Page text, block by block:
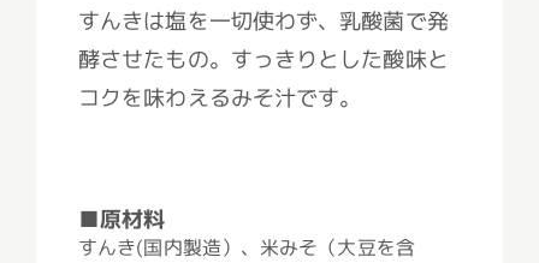
すんきは塩を一切使わず、乳酸菌で発
酵させたもの。すっきりとした酸味と
コクを味わえるみそ汁です。
■原材料
すんき(国内製造）、米みそ（大豆を含